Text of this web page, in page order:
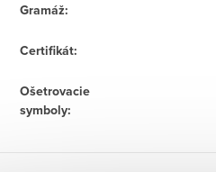
Gramáž:
Certifikát:
Ošetrovacie
symboly: